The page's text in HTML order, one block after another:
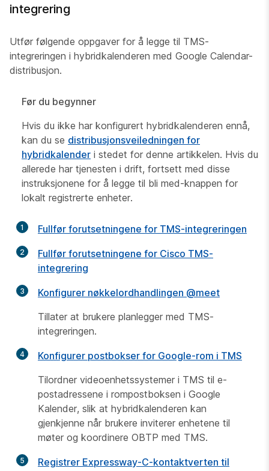
integrering
Utfør følgende oppgaver for å legge til TMS-
integreringen i hybridkalenderen med Google Calendar-
distribusjon.
Før du begynner
Hvis du ikke har konfigurert hybridkalenderen ennå,
kan du se distribusjonsveiledningen for
hybridkalender i stedet for denne artikkelen. Hvis du
allerede har tjenesten i drift, fortsett med disse
instruksjonene for å legge til bli med-knappen for
lokalt registrerte enheter.
1 Fullfør forutsetningene for TMS-integreringen
2
Fullfør forutsetningene for Cisco TMS-
integrering
3
Konfigurer nøkkelordhandlingen @meet
Tillater at brukere planlegger med TMS-
integreringen.
4
Konfigurer postbokser for Google-rom i TMS
Tilordner videoenhetssystemer i TMS til e-
postadressene i rompostboksen i Google
Kalender, slik at hybridkalenderen kan
gjenkjenne når brukere inviterer enhetene til
møter og koordinere OBTP med TMS.
5
Registrer Expressway-C-kontaktverten til